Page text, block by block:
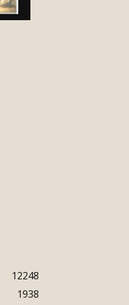
12248
1938